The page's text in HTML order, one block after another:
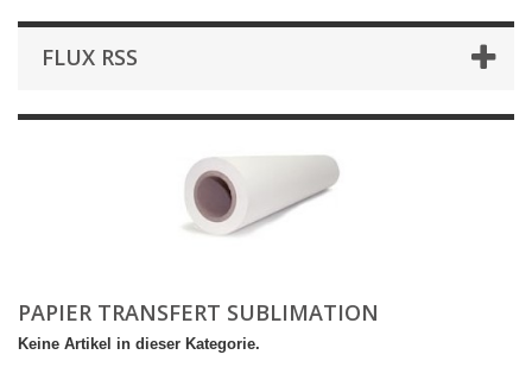
FLUX RSS
PAPIER TRANSFERT SUBLIMATION
Keine Artikel in dieser Kategorie.